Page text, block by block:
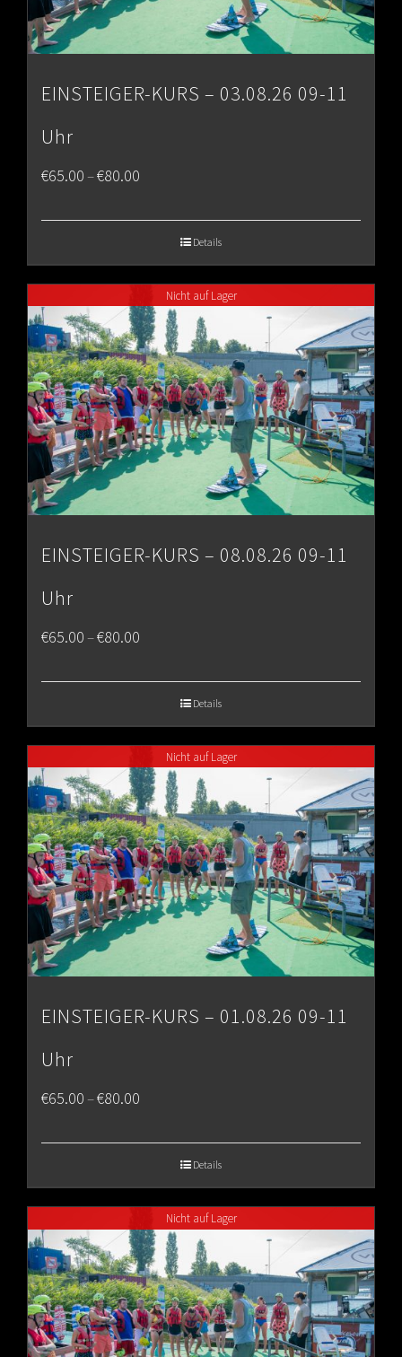
EINSTEIGER-KURS – 03.08.26 09-11
Uhr
€65.00–€80.00
€80.00
Details
Nicht auf Lager
EINSTEIGER-KURS – 08.08.26 09-11
Uhr
€65.00–€80.00
€80.00
Details
Nicht auf Lager
EINSTEIGER-KURS – 01.08.26 09-11
Uhr
€65.00–€80.00
€80.00
Details
Nicht auf Lager